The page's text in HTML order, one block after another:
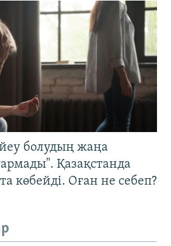
болудың жаңа
Қазақстанда
көбейді. Оған не себеп?